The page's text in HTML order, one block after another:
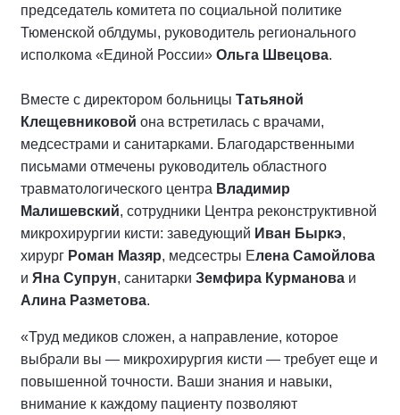
председатель комитета по социальной политике
Тюменской облдумы, руководитель регионального
исполкома «Единой России» Ольга Швецова.
Вместе с директором больницы Татьяной
Клещевниковой она встретилась с врачами,
медсестрами и санитарками. Благодарственными
письмами отмечены руководитель областного
травматологического центра Владимир
Малишевский, сотрудники Центра реконструктивной
микрохирургии кисти: заведующий Иван Быркэ,
хирург Роман Мазяр, медсестры Елена Самойлова
и Яна Супрун, санитарки Земфира Курманова и
Алина Разметова.
«Труд медиков сложен, а направление, которое
выбрали вы — микрохирургия кисти — требует еще и
повышенной точности. Ваши знания и навыки,
внимание к каждому пациенту позволяют